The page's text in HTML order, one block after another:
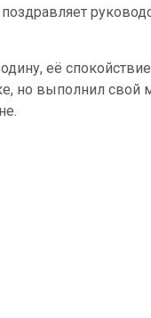
её
но выполнил